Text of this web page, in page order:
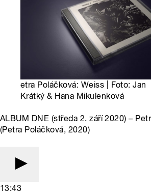
etra Poláčková: Weiss | Foto: Jan
Krátký & Hana Mikulenková
ALBUM DNE (středa 2. září 2020) –
(Petra Poláčková, 2020)
13:43